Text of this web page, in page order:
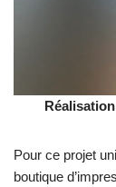
Pour ce projet
boutique